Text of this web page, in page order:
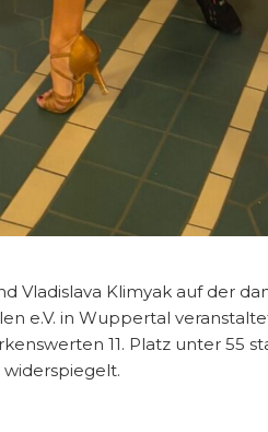
Vladislava Klimyak auf der
e.V. in Wuppertal
11. Platz unter 55